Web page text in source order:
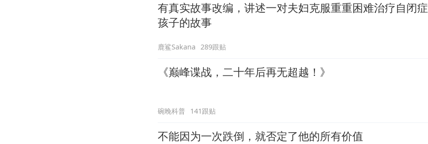
有真实故事改编，讲述一对夫妇克服重重困难治疗自闭症
孩子的故事
鹿鲨Sakana 289跟贴
《巅峰谍战，二十年后再无超越！》
碗晚科普 141跟贴
不能因为一次跌倒，就否定了他的所有价值